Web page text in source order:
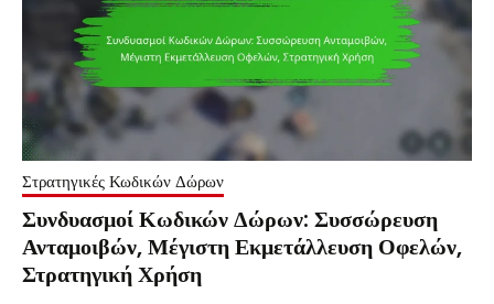
Στρατηγικές Κωδικών Δώρων
Συνδυασμοί Κωδικών Δώρων: Συσσώρευση
Ανταμοιβών, Μέγιστη Εκμετάλλευση Οφελών,
Στρατηγική Χρήση